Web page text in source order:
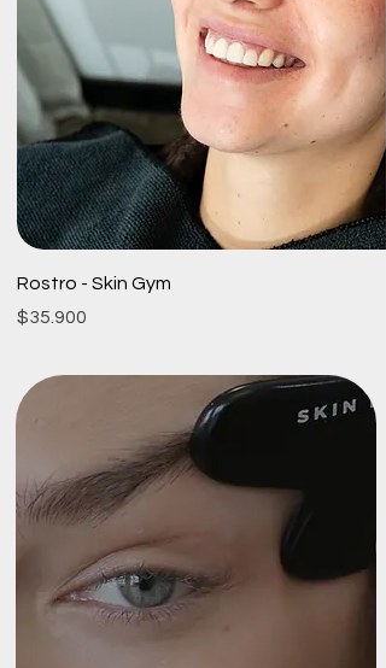
Rostro - Skin Gym
Precio
$35.900